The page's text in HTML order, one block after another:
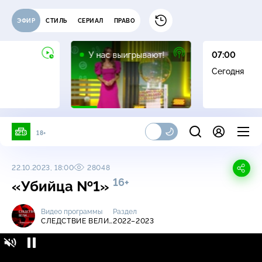
ЭФИР СТИЛЬ СЕРИАЛ ПРАВО
У нас выигрывают!
12+
07:00
Сегодня
18+
22.10.2023, 18:00 28048
«Убийца №1» 16+
Видео программы
СЛЕДСТВИЕ ВЕЛИ…
Раздел
2022–2023